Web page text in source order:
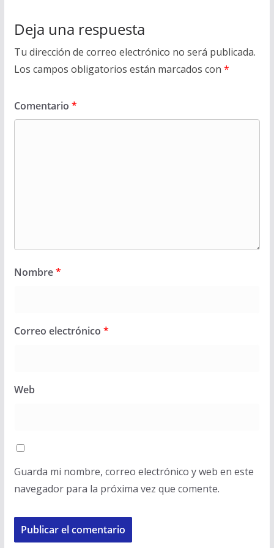
Deja una respuesta
Tu dirección de correo electrónico no será publicada.
Los campos obligatorios están marcados con *
Comentario *
Nombre*
Correo electrónico *
Web
Guarda mi nombre, correo electrónico y web en este
navegador para la próxima vez que comente.